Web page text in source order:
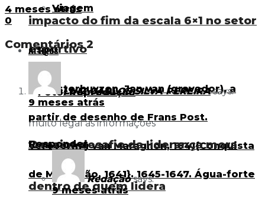
impacto do fim da escala 6×1 no setor
esportivo
Viagem
Artigos
O maior desafio da liderança mora
dentro de quem lidera
4 meses atrás
0
Comentários2
LUIZ CARLOS SILVA PEREIRA says:
9 meses atrás
muito legal as informações
Responder
Redação says:
9 meses atrás